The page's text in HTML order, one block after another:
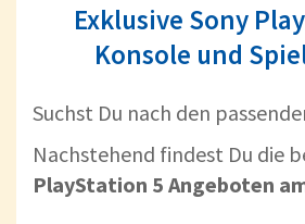
Exklusive Sony
Konsole und
Suchst Du nach den
Nachstehend findest Du die
PlayStation 5 Angeboten